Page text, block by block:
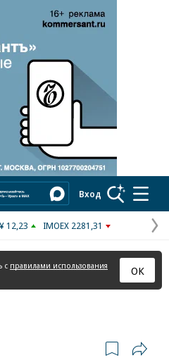
ad
Вход
¥ 12,23 IMOEX 2281,31
с правилами использования
ОК